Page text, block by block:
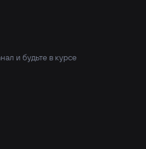
и будьте в курсе